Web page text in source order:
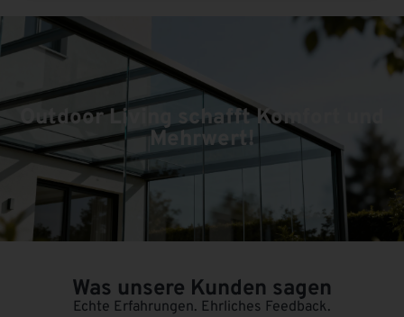
Outdoor Living schafft Komfort und
Mehrwert!
Was unsere Kunden sagen
Echte Erfahrungen. Ehrliches Feedback.